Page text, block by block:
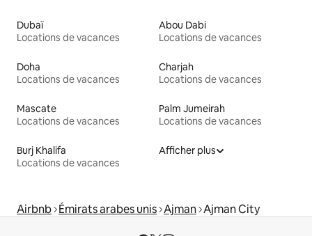
Dubaï
Locations de vacances
Abou Dabi
Locations de vacances
Doha
Locations de vacances
Charjah
Locations de vacances
Mascate
Locations de vacances
Palm Jumeirah
Locations de vacances
Burj Khalifa
Locations de vacances
Afficher plus
Airbnb Émirats arabes unis Ajman Ajman City